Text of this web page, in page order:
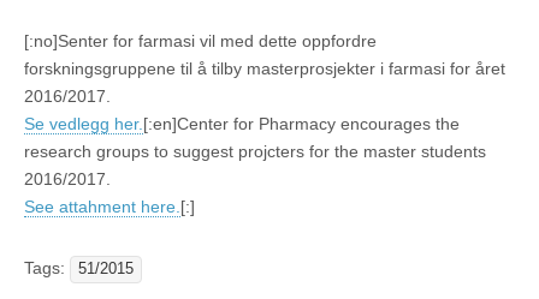
[:no]Senter for farmasi vil med dette oppfordre
forskningsgruppene til å tilby masterprosjekter i farmasi for året
2016/2017.
Se vedlegg her.[:en]Center for Pharmacy encourages the
research groups to suggest projcters for the master students
2016/2017.
See attahment here.[:]
Tags: 51/2015